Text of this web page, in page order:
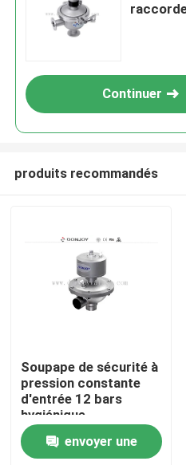
À la maison
Continuer
produits recommandés
Soupape de sécurité à
pression constante
d'entrée 12 bars
hygiénique
envoyer une